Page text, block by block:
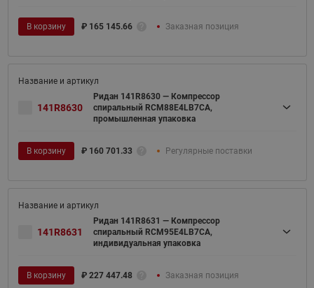
В корзину ₽ 165 145.66 Заказная позиция
141R8630
Ридан 141R8630 — Компрессор
спиральный RCM88E4LB7CA,
промышленная упаковка
В корзину ₽ 160 701.33 Регулярные поставки
141R8631
Ридан 141R8631 — Компрессор
спиральный RCM95E4LB7CA,
индивидуальная упаковка
В корзину ₽ 227 447.48 Заказная позиция